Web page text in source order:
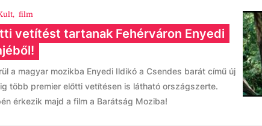
, film
vetítést tartanak Fehérváron Enyedi
a magyar mozikba Enyedi Ildikó a Csendes barát című új
több premier előtti vetítésen is látható országszerte.
érkezik majd a film a Barátság Moziba!